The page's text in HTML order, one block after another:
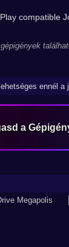
compatible
ennél a
a